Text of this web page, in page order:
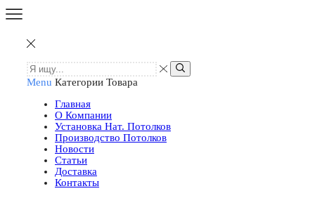
Menu Категории Товара
Главная
О Компании
Установка Нат. Потолков
Производство Потолков
Новости
Статьи
Доставка
Контакты